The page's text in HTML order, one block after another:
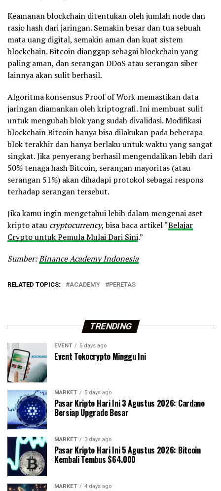
Keamanan blockchain ditentukan oleh jumlah node dan
rasio hash dari jaringan. Semakin besar dan tua sebuah
mata uang digital, semakin aman dan kuat sistem
blockchain. Bitcoin dianggap sebagai blockchain yang
paling aman, dan serangan DDoS atau serangan siber
lainnya akan sulit berhasil.
Algoritma konsensus Proof of Work memastikan data
jaringan diamankan oleh kriptografi. Ini membuat sulit
untuk mengubah blok yang sudah divalidasi. Modifikasi
blockchain Bitcoin hanya bisa dilakukan pada beberapa
blok terakhir dan hanya berlaku untuk waktu yang sangat
singkat. Jika penyerang berhasil mengendalikan lebih dari
50% tenaga hash Bitcoin, serangan mayoritas (atau
serangan 51%) akan dihadapi protokol sebagai respons
terhadap serangan tersebut.
Jika kamu ingin mengetahui lebih dalam mengenai aset
kripto atau cryptocurrency, bisa baca artikel “Belajar
Crypto untuk Pemula Mulai Dari Sini.”
Sumber:Binance Academy Indonesia
RELATED TOPICS: ACADEMY PERETAS
TRENDING
EVENT 5 days ago
Event Tokocrypto Minggu Ini
MARKET 5 days ago
Pasar Kripto Hari Ini 3 Agustus 2026: Cardano
Bersiap Upgrade Besar
MARKET 3 days ago
Pasar Kripto Hari Ini 5 Agustus 2026: Bitcoin
Kembali Tembus $64.000
MARKET 4 days ago